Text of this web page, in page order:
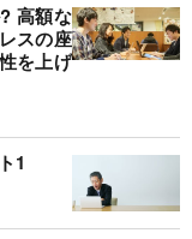
高額な
スの座
を上げ
1